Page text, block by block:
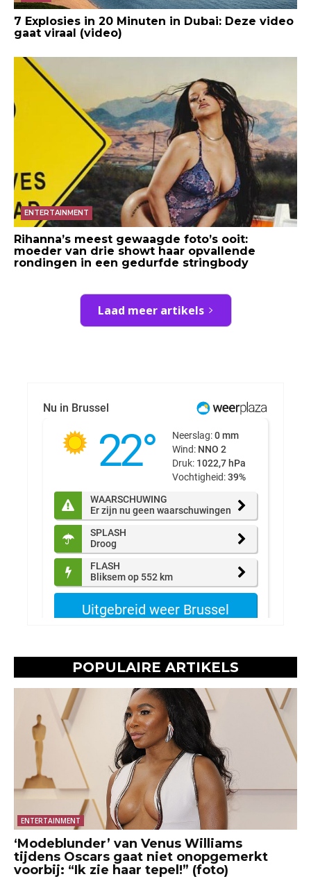
7 Explosies in 20 Minuten in Dubai: Deze video
gaat viraal (video)
ENTERTAINMENT
Rihanna’s meest gewaagde foto’s ooit:
moeder van drie showt haar opvallende
rondingen in een gedurfde stringbody
Laad meer artikels
POPULAIRE ARTIKELS
ENTERTAINMENT
‘Modeblunder’ van Venus Williams
tijdens Oscars gaat niet onopgemerkt
voorbij: “Ik zie haar tepel!” (foto)